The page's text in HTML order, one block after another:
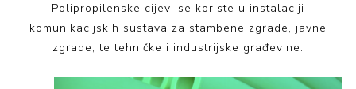
Polipropilenske cijevi se koriste u instalaciji
komunikacijskih sustava za stambene zgrade, javne
zgrade, te tehničke i industrijske građevine: